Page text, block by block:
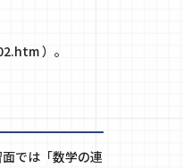
）。
では「数学の連